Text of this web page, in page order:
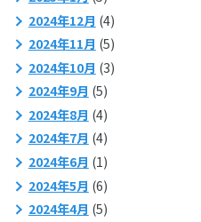
2024年12月 (4)
2024年11月 (5)
2024年10月 (3)
2024年9月 (5)
2024年8月 (4)
2024年7月 (4)
2024年6月 (1)
2024年5月 (6)
2024年4月 (5)